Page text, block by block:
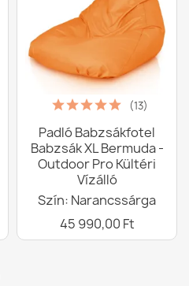
(13)
Padló Babzsákfotel
Babzsák XL Bermuda -
Outdoor Pro Kültéri
Vízálló
Szín: Narancssárga
45 990,00 Ft